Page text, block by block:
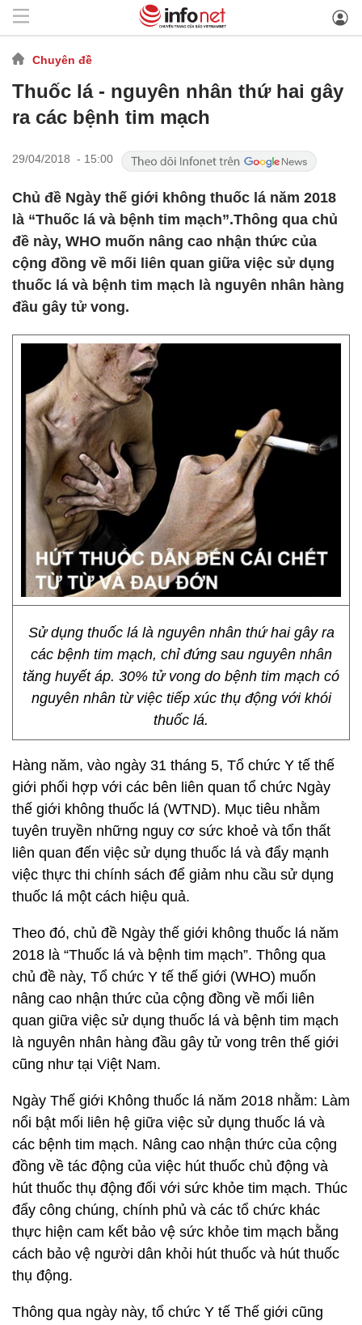
Chuyên đề
Thuốc lá - nguyên nhân thứ hai gây
ra các bệnh tim mạch
29/04/2018 - 15:00
Chủ đề Ngày thế giới không thuốc lá năm 2018
là “Thuốc lá và bệnh tim mạch”.Thông qua chủ
đề này, WHO muốn nâng cao nhận thức của
cộng đồng về mối liên quan giữa việc sử dụng
thuốc lá và bệnh tim mạch là nguyên nhân hàng
đầu gây tử vong.
Sử dụng thuốc lá là nguyên nhân thứ hai gây ra
các bệnh tim mạch, chỉ đứng sau nguyên nhân
tăng huyết áp. 30% tử vong do bệnh tim mạch có
nguyên nhân từ việc tiếp xúc thụ động với khói
thuốc lá.
Hàng năm, vào ngày 31 tháng 5, Tổ chức Y tế thế
giới phối hợp với các bên liên quan tổ chức Ngày
thế giới không thuốc lá (WTND). Mục tiêu nhằm
tuyên truyền những nguy cơ sức khoẻ và tổn thất
liên quan đến việc sử dụng thuốc lá và đẩy mạnh
việc thực thi chính sách để giảm nhu cầu sử dụng
thuốc lá một cách hiệu quả.
Theo đó, chủ đề Ngày thế giới không thuốc lá năm
2018 là “Thuốc lá và bệnh tim mạch”. Thông qua
chủ đề này, Tổ chức Y tế thế giới (WHO) muốn
nâng cao nhận thức của cộng đồng về mối liên
quan giữa việc sử dụng thuốc lá và bệnh tim mạch
là nguyên nhân hàng đầu gây tử vong trên thế giới
cũng như tại Việt Nam.
Ngày Thế giới Không thuốc lá năm 2018 nhằm: Làm
nổi bật mối liên hệ giữa việc sử dụng thuốc lá và
các bệnh tim mạch. Nâng cao nhận thức của cộng
đồng về tác động của việc hút thuốc chủ động và
hút thuốc thụ động đối với sức khỏe tim mạch. Thúc
đẩy công chúng, chính phủ và các tổ chức khác
thực hiện cam kết bảo vệ sức khỏe tim mạch bằng
cách bảo vệ người dân khỏi hút thuốc và hút thuốc
thụ động.
Thông qua ngày này, tổ chức Y tế Thế giới cũng